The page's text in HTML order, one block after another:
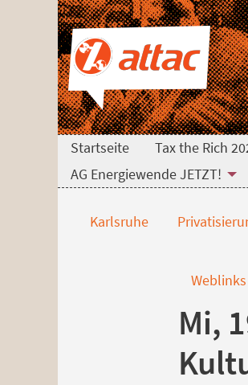
Direkt zum Hauptinhalt springen
Direkt zur Haupt-Navigation springen
Direkt zur Service-Navigation springen
Direkt zur Footer-Navigation springen
Direkt zum Footerinhalt springen
Wasser
Startseite Tax the Rich
AG Energiewende JETZT!
Karlsruhe
Weblinks
Mi,